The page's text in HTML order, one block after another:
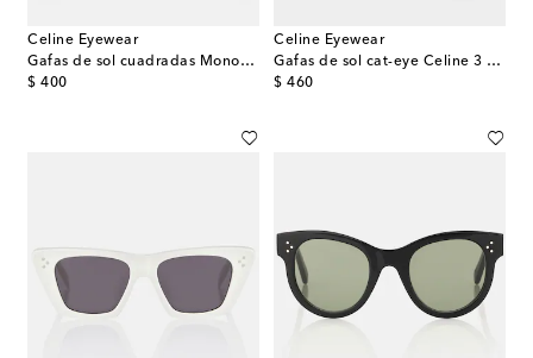
Celine Eyewear
Gafas de sol cuadradas Monochroms
$ 400
original price
Celine Eyewear
Gafas de sol cat-eye Celine 3 Dots
$ 460
original price